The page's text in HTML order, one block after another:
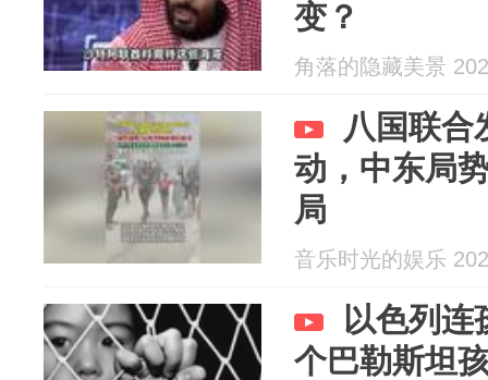
变？
角落的隐藏美景
八国联合
动，中东局
局
音乐时光的娱乐
以色列连
个巴勒斯坦